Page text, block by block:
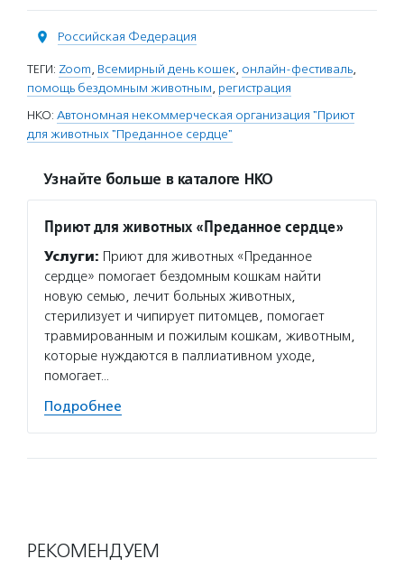
Российская Федерация
ТЕГИ: Zoom, Всемирный день кошек, онлайн-фестиваль,
помощь бездомным животным, регистрация
НКО: Автономная некоммерческая организация "Приют
для животных "Преданное сердце"
Узнайте больше в каталоге НКО
Приют для животных «Преданное сердце»
Услуги: Приют для животных «Преданное
сердце» помогает бездомным кошкам найти
новую семью, лечит больных животных,
стерилизует и чипирует питомцев, помогает
травмированным и пожилым кошкам, животным,
которые нуждаются в паллиативном уходе,
помогает…
Подробнее
РЕКОМЕНДУЕМ